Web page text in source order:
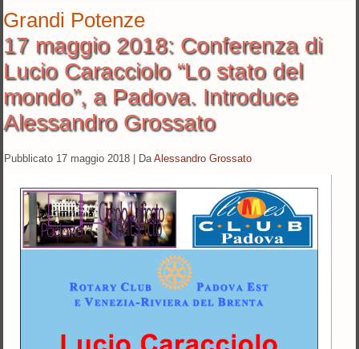
Grandi Potenze
17 maggio 2018: Conferenza di
Lucio Caracciolo “Lo stato del
mondo”, a Padova. Introduce
Alessandro Grossato
Pubblicato 17 maggio 2018 Da Alessandro Grossato